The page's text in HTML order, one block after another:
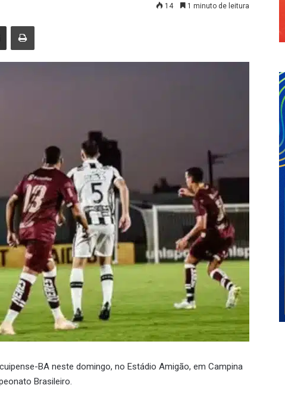
14 1 minuto de leitura
Compartilhar via e-mail Imprimir
BA neste domingo, no Estádio Amigão, em Campina
Brasileiro.